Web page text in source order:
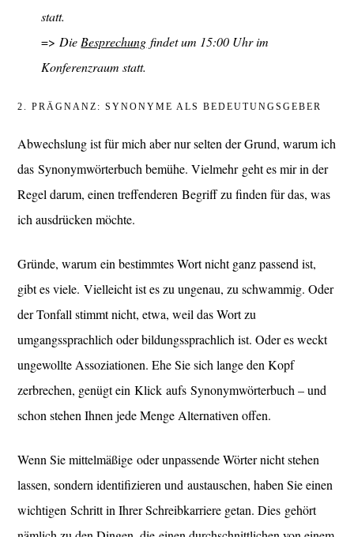
statt.
=> Die Besprechung findet um 15:00 Uhr im
Konferenzraum statt.
2. PRÄGNANZ: SYNONYME ALS BEDEUTUNGSGEBER
Abwechslung ist für mich aber nur selten der Grund, warum ich
das Synonymwörterbuch bemühe. Vielmehr geht es mir in der
Regel darum, einen treffenderen Begriff zu finden für das, was
ich ausdrücken möchte.
Gründe, warum ein bestimmtes Wort nicht ganz passend ist,
gibt es viele. Vielleicht ist es zu ungenau, zu schwammig. Oder
der Tonfall stimmt nicht, etwa, weil das Wort zu
umgangssprachlich oder bildungssprachlich ist. Oder es weckt
ungewollte Assoziationen. Ehe Sie sich lange den Kopf
zerbrechen, genügt ein Klick aufs Synonymwörterbuch – und
schon stehen Ihnen jede Menge Alternativen offen.
Wenn Sie mittelmäßige oder unpassende Wörter nicht stehen
lassen, sondern identifizieren und austauschen, haben Sie einen
wichtigen Schritt in Ihrer Schreibkarriere getan. Dies gehört